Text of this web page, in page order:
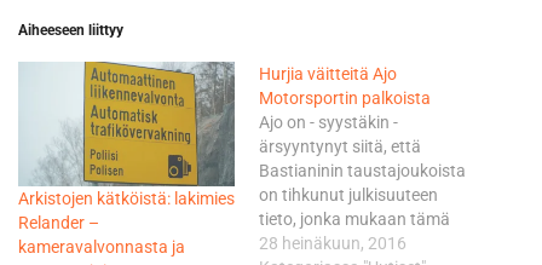
Aiheeseen liittyy
Arkistojen kätköistä: lakimies
Relander –
kameravalvonnasta ja
Hurjia väitteitä Ajo
Motorsportin palkoista
Ajo on - syystäkin -
ärsyyntynyt siitä, että
Bastianinin taustajoukoista
on tihkunut julkisuuteen
tieto, jonka mukaan tämä
kuittaisi suomalaistallilta
28 heinäkuun, 2016